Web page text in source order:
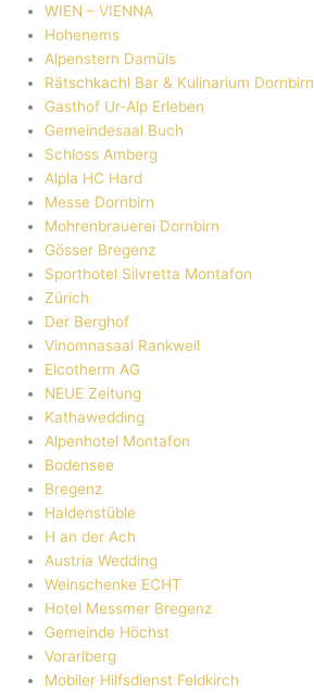
WIEN – VIENNA
Hohenems
Alpenstern Damüls
Rätschkachl Bar & Kulinarium Dornbirn
Gasthof Ur-Alp Erleben
Gemeindesaal Buch
Schloss Amberg
Alpla HC Hard
Messe Dornbirn
Mohrenbrauerei Dornbirn
Gösser Bregenz
Sporthotel Silvretta Montafon
Zürich
Der Berghof
Vinomnasaal Rankweil
Elcotherm AG
NEUE Zeitung
Kathawedding
Alpenhotel Montafon
Bodensee
Bregenz
Haldenstüble
H an der Ach
Austria Wedding
Weinschenke ECHT
Hotel Messmer Bregenz
Gemeinde Höchst
Vorarlberg
Mobiler Hilfsdienst Feldkirch